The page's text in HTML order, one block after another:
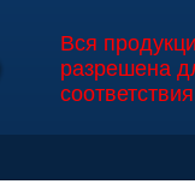
Вся
разрешена